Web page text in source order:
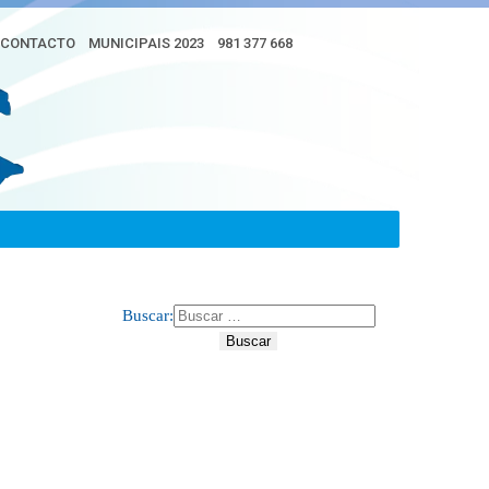
CONTACTO MUNICIPAIS 2023 981 377 668
Buscar: